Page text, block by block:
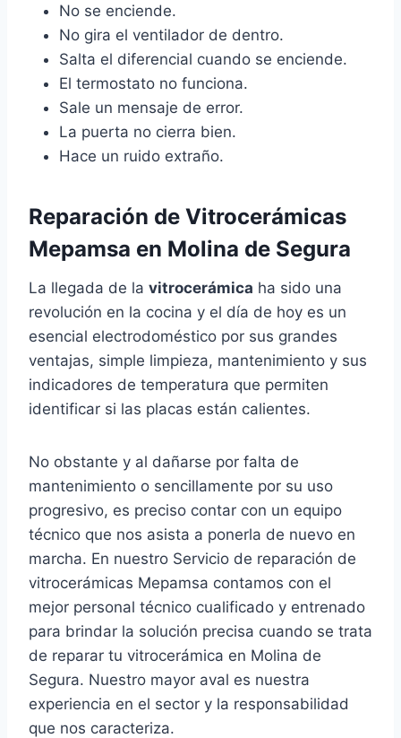
No se enciende.
No gira el ventilador de dentro.
Salta el diferencial cuando se enciende.
El termostato no funciona.
Sale un mensaje de error.
La puerta no cierra bien.
Hace un ruido extraño.
Reparación de Vitrocerámicas
Mepamsa en Molina de Segura
La llegada de la vitrocerámica ha sido una
revolución en la cocina y el día de hoy es un
esencial electrodoméstico por sus grandes
ventajas, simple limpieza, mantenimiento y sus
indicadores de temperatura que permiten
identificar si las placas están calientes.
No obstante y al dañarse por falta de
mantenimiento o sencillamente por su uso
progresivo, es preciso contar con un equipo
técnico que nos asista a ponerla de nuevo en
marcha. En nuestro Servicio de reparación de
vitrocerámicas Mepamsa contamos con el
mejor personal técnico cualificado y entrenado
para brindar la solución precisa cuando se trata
de reparar tu vitrocerámica en Molina de
Segura. Nuestro mayor aval es nuestra
experiencia en el sector y la responsabilidad
que nos caracteriza.